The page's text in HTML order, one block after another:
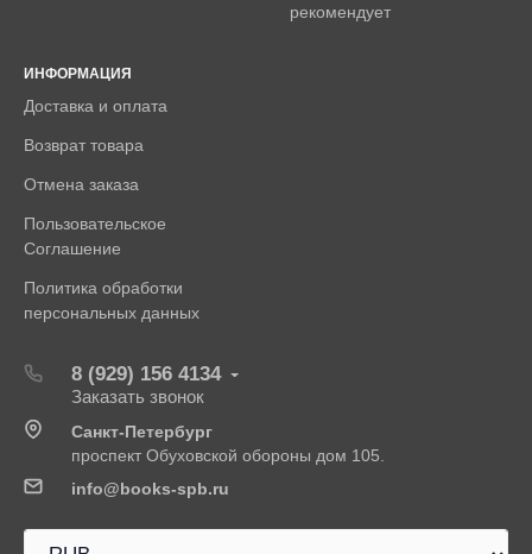
рекомендует
ИНФОРМАЦИЯ
Доставка и оплата
Возврат товара
Отмена заказа
Пользовательское
Соглашение
Политика обработки
персональных данных
8 (929) 156 4134
Заказать звонок
Санкт-Петербург
проспект Обуховской обороны дом 105.
info@books-spb.ru